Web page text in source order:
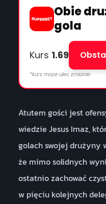
Obie
gola
Kurs 1.69
*kurs może ulec zmianie
Atutem gości jest
wiedzie Jesus Imaz,
golach swojej drużyny
że mimo solidnych
ostatnio zachować
w pięciu kolejnych